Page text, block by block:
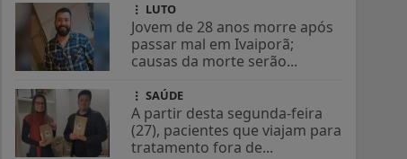
LUTO
Jovem de 28 anos morre após
passar mal em Ivaiporã;
causas da morte serão...
SAÚDE
A partir desta segunda-feira
(27), pacientes que viajam para
tratamento fora de...